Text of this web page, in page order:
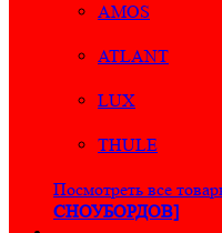
AMOS
ATLANT
LUX
THULE
Посмотреть все
СНОУБОРДОВ]